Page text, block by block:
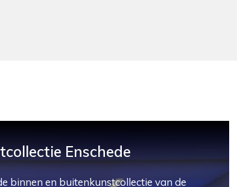
Enschede
binnen en buitenkunstcollectie van de